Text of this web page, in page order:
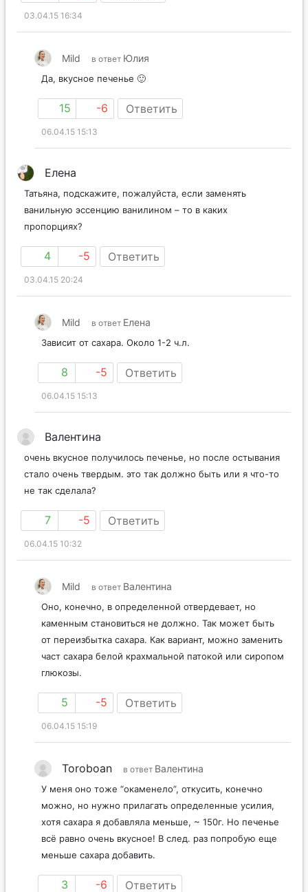
03.04.15 16:34
Mild в ответ Юлия
Да, вкусное печенье 🙂
15 -6 Ответить
06.04.15 15:13
Елена
Татьяна, подскажите, пожалуйста, если заменять
ванильную эссенцию ванилином – то в каких
пропорциях?
4 -5 Ответить
03.04.15 20:24
Mild в ответ Елена
Зависит от сахара. Около 1-2 ч.л.
8 -5 Ответить
06.04.15 15:13
Валентина
очень вкусное получилось печенье, но после остывания
стало очень твердым. это так должно быть или я что-то
не так сделала?
7 -5 Ответить
06.04.15 10:32
Mild в ответ Валентина
Оно, конечно, в определенной отвердевает, но
каменным становиться не должно. Так может быть
от переизбытка сахара. Как вариант, можно заменить
част сахара белой крахмальной патокой или сиропом
глюкозы.
5 -5 Ответить
06.04.15 15:19
Toroboan в ответ Валентина
У меня оно тоже “окаменело”, откусить, конечно
можно, но нужно прилагать определенные усилия,
хотя сахара я добавляла меньше, ~ 150г. Но печенье
всё равно очень вкусное! В след. раз попробую еще
меньше сахара добавить.
3 -6 Ответить